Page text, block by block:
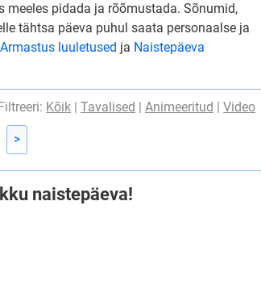
pidada ja rõõmustada. Sõnumid,
tähtsa päeva puhul saata personaalse ja
Armastus luuletused ja Naistepäeva
Kõik | Tavalised | Animeeritud | Video
>
naistepäeva!